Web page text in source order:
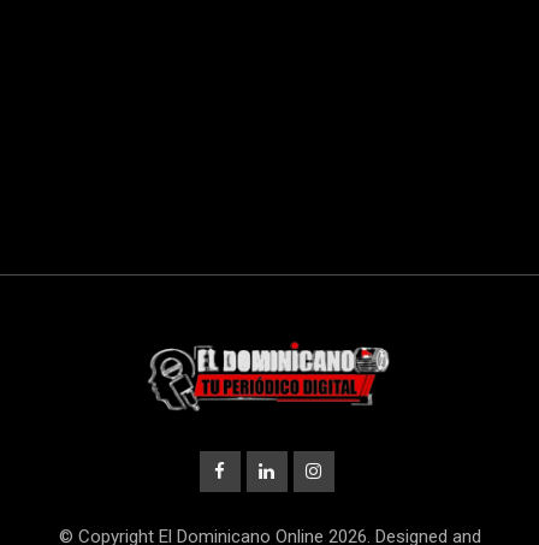
© Copyright El Dominicano Online 2026. Designed and